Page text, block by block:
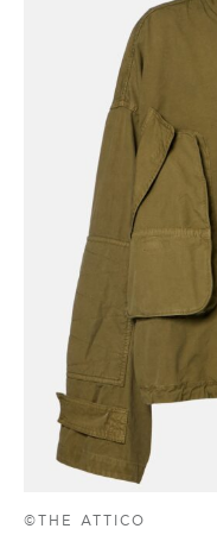
©THE ATTICO